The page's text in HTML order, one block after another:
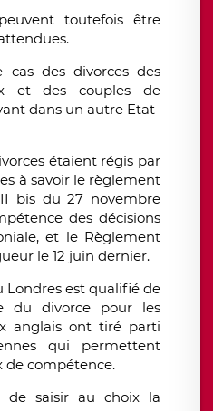
toutefois être
cas des divorces des
et des couples de
dans un autre Etat-
étaient régis par
à savoir le règlement
bis du 27 novembre
des décisions
et le Règlement
le 12 juin dernier.
est qualifié de
du divorce pour les
anglais ont tiré parti
qui permettent
compétence.
de saisir au choix la